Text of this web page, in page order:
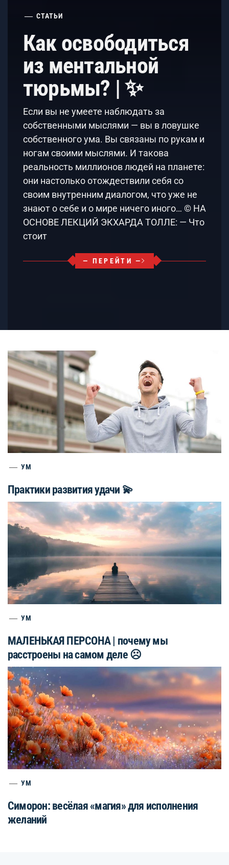
СТАТЬИ
Как освободиться
из ментальной
тюрьмы? | ✨
Если вы не умеете наблюдать за
собственными мыслями — вы в ловушке
собственного ума. Вы связаны по рукам и
ногам своими мыслями. И такова
реальность миллионов людей на планете:
они настолько отождествили себя со
своим внутренним диалогом, что уже не
знают о себе и о мире ничего иного… © НА
ОСНОВЕ ЛЕКЦИЙ ЭКХАРДА ТОЛЛЕ: — Что
стоит
— ПЕРЕЙТИ —
УМ
Практики развития удачи 💫
УМ
МАЛЕНЬКАЯ ПЕРСОНА | почему мы
расстроены на самом деле ☹️
УМ
Симорон: весёлая «магия» для исполнения
желаний